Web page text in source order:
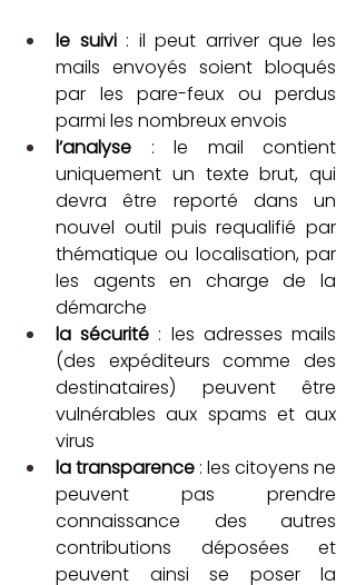
le suivi : il peut arriver que les
mails envoyés soient bloqués
par les pare-feux ou perdus
parmi les nombreux envois
l’analyse : le mail contient
uniquement un texte brut, qui
devra être reporté dans un
nouvel outil puis requalifié par
thématique ou localisation, par
les agents en charge de la
démarche
la sécurité : les adresses mails
(des expéditeurs comme des
destinataires) peuvent être
vulnérables aux spams et aux
virus
la transparence : les citoyens ne
peuvent pas prendre
connaissance des autres
contributions déposées et
peuvent ainsi se poser la